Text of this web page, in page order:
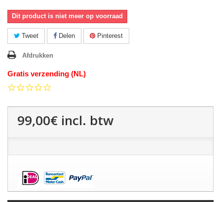
Dit product is niet meer op voorraad
Tweet Delen Pinterest
Afdrukken
Gratis verzending (NL)
99,00€ incl. btw